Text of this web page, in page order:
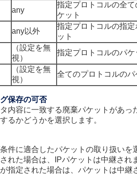
any
指定プロトコルの全
ケット
any以外
指定プロトコルの指
ット
（設定を無
視）
指定プロトコルのパケ
（設定を無
視）
全てのプロトコルのパ
保存の可否
内容に一致する廃棄パケットがあっ
るかどうかを選択します。
件に適合したパケットの取り扱いを
された場合は、IPパケットは中継され
指定された場合は、パケットは中継